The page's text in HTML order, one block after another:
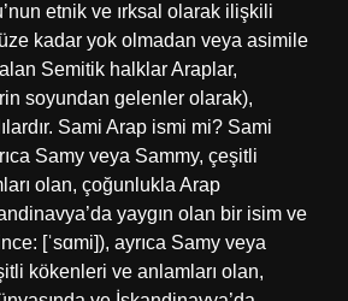
etnik ve ırksal olarak ilişkili
kadar yok olmadan veya asimile
Semitik halklar Araplar,
soyundan gelenler olarak),
Sami Arap ismi mi? Sami
Samy veya Sammy, çeşitli
olan, çoğunlukla Arap
yaygın olan bir isim ve
[ˈsɑmi]), ayrıca Samy veya
kökenleri ve anlamları olan,